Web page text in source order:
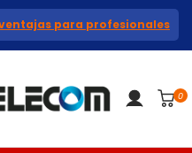
para profesionales
0